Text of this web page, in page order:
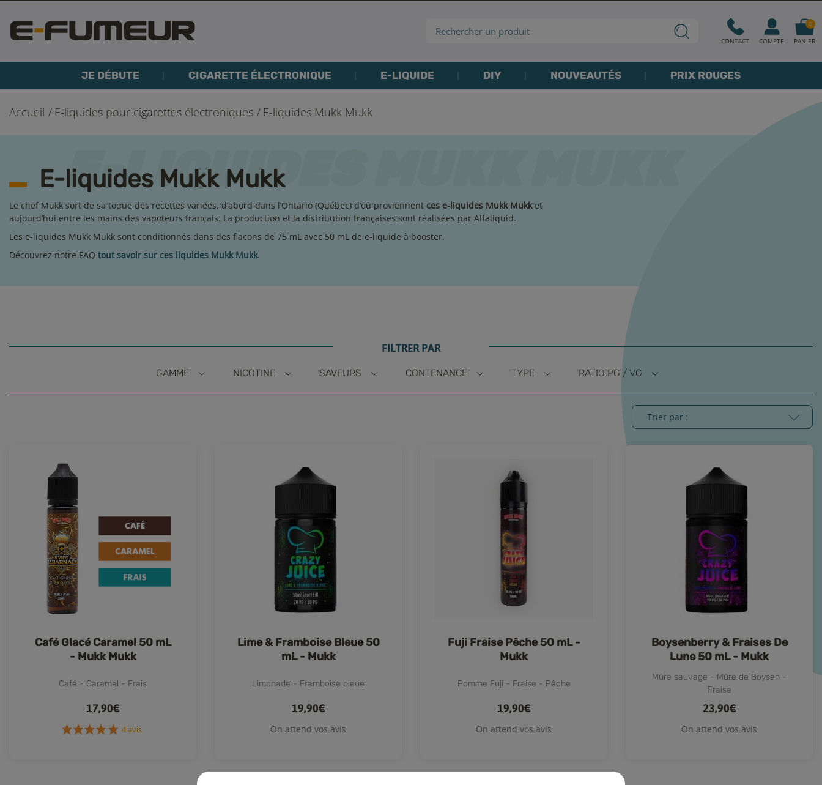
CONTACT COMPTE PANIER
0
JE DÉBUTE CIGARETTE ÉLECTRONIQUE E-LIQUIDE DIY NOUVEAUTÉS PRIX ROUGES
Accueil E-liquides pour cigarettes électroniques E-liquides Mukk Mukk
E-liquides Mukk Mukk
Le chef Mukk sort de sa toque des recettes variées, d’abord dans l’Ontario (Québec) d’où proviennent ces e-liquides Mukk Mukket
aujourd’hui entre les mains des vapoteurs français. La production et la distribution françaises sont réalisées par Alfaliquid.
Les e-liquides Mukk Mukk sont conditionnés dans des flacons de 75 mL avec 50 mL de e-liquide à booster.
Découvrez notre FAQ tout savoir sur ces liquides Mukk Mukk.
FILTRER PAR
GAMME NICOTINE SAVEURS CONTENANCE TYPE RATIO PG / VG
Trier par :
Café Glacé Caramel 50 mL
- Mukk Mukk
Café - Caramel - Frais
17,90€
Lime & Framboise Bleue 50
mL - Mukk
Limonade - Framboise bleue
19,90€
On attend vos avis
Fuji Fraise Pêche 50 mL -
Mukk
Pomme Fuji - Fraise - Pêche
19,90€
On attend vos avis
Boysenberry & Fraises De
Lune 50 mL - Mukk
Mûre sauvage - Mûre de Boysen -
Fraise
23,90€
On attend vos avis